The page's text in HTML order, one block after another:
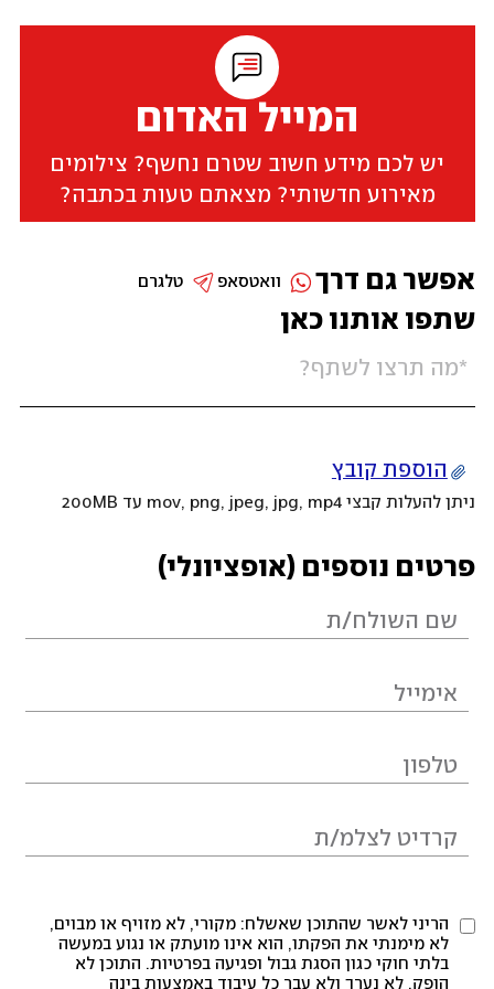
המייל האדום
יש לכם מידע חשוב שטרם נחשף? צילומים
מאירוע חדשותי? מצאתם טעות בכתבה?
שתפו אותנו כאן
הוספת קובץ
ניתן להעלות קבצי mov, png, jpeg, jpg, mp4 עד 200MB
פרטים נוספים (אופציונלי)
הריני לאשר שהתוכן שאשלח: מקורי, לא מזויף או מבוים,
לא מימנתי את הפקתו, הוא אינו מועתק או נגוע במעשה
בלתי חוקי כגון הסגת גבול ופגיעה בפרטיות. התוכן לא
הופק, לא נערך ולא עבר כל עיבוד באמצעות בינה
אפשר גם דרך טלגרם וואטסאפ